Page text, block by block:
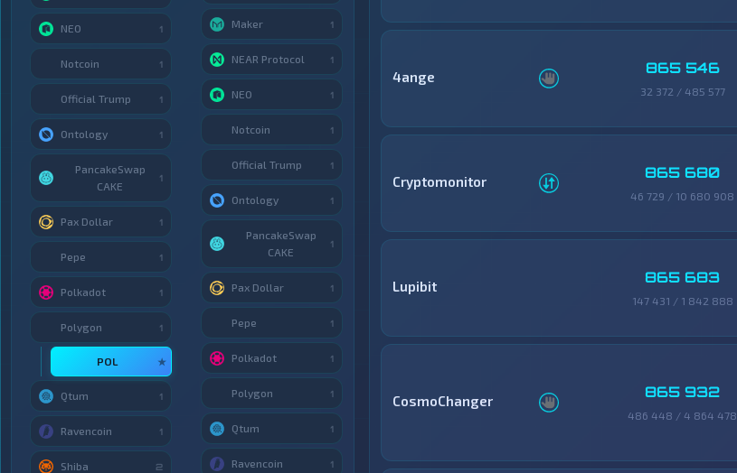
4ange 865 546
32 372 / 485 577
Cryptomonitor 865 680
46 729 / 10 680 908
Lupibit 865 683
147 431 / 1 842 888
CosmoChanger 865 932
486 448 / 4 864 478
NEO 1
Notcoin 1
Official Trump 1
Ontology 1
PancakeSwap
CAKE
1
Pax Dollar 1
Pepe 1
Polkadot 1
Polygon 1
POL ★
Qtum 1
Ravencoin 1
Shiba 2
Maker 1
NEAR Protocol 1
NEO 1
Notcoin 1
Official Trump 1
Ontology 1
PancakeSwap
CAKE
1
Pax Dollar 1
Pepe 1
Polkadot 1
Polygon 1
Qtum 1
Ravencoin 1